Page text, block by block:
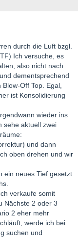
durch die Luft bzgl.
Ich versuche, es
also nicht nach
dementsprechend
Off Top. Egal,
ist Konsolidierung
wieder ins
sehe aktuell zwei
und dann
oben drehen und wir
ein neues Tief gesetzt
verkaufe somit
Nächste 2 oder 3
2 eher mehr
werde ich bei
suchen und